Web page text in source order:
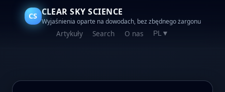
CS CLEAR SKY SCIENCE
Wyjaśnienia oparte na dowodach, bez zbędnego żargonu
Artykuły Search O nas PL▼